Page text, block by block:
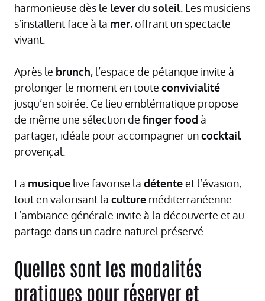
harmonieuse dès le leverdu soleil. Les musiciens
s’installent face à la mer, offrant un spectacle
vivant.
Après le brunch, l’espace de pétanque invite à
prolonger le moment en toute convivialité
jusqu’en soirée. Ce lieu emblématique propose
de même une sélection de finger food à
partager, idéale pour accompagner uncocktail
provençal.
La musique live favorise la détenteet l’évasion,
tout en valorisant la culture méditerranéenne.
L’ambiance générale invite à la découverte et au
partage dans un cadre naturel préservé.
Quelles sont les modalités
pratiques pour réserver et